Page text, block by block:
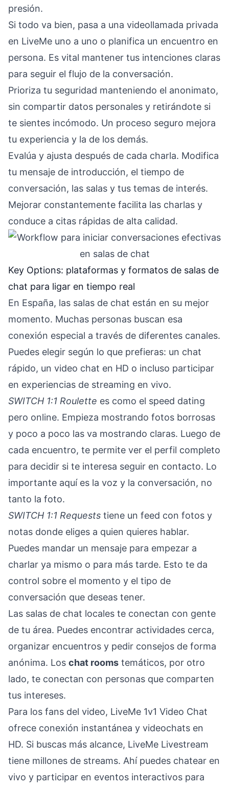
presión.
Si todo va bien, pasa a una videollamada privada
en LiveMe uno a uno o planifica un encuentro en
persona. Es vital mantener tus intenciones claras
para seguir el flujo de la conversación.
Prioriza tu seguridad manteniendo el anonimato,
sin compartir datos personales y retirándote si
te sientes incómodo. Un proceso seguro mejora
tu experiencia y la de los demás.
Evalúa y ajusta después de cada charla. Modifica
tu mensaje de introducción, el tiempo de
conversación, las salas y tus temas de interés.
Mejorar constantemente facilita las charlas y
conduce a citas rápidas de alta calidad.
Key Options: plataformas y formatos de salas de
chat para ligar en tiempo real
En España, las salas de chat están en su mejor
momento. Muchas personas buscan esa
conexión especial a través de diferentes canales.
Puedes elegir según lo que prefieras: un chat
rápido, un video chat en HD o incluso participar
en experiencias de streaming en vivo.
SWITCH 1:1 Roulette es como el speed dating
pero online. Empieza mostrando fotos borrosas
y poco a poco las va mostrando claras. Luego de
cada encuentro, te permite ver el perfil completo
para decidir si te interesa seguir en contacto. Lo
importante aquí es la voz y la conversación, no
tanto la foto.
SWITCH 1:1 Requests tiene un feed con fotos y
notas donde eliges a quien quieres hablar.
Puedes mandar un mensaje para empezar a
charlar ya mismo o para más tarde. Esto te da
control sobre el momento y el tipo de
conversación que deseas tener.
Las salas de chat locales te conectan con gente
de tu área. Puedes encontrar actividades cerca,
organizar encuentros y pedir consejos de forma
anónima. Los chat rooms temáticos, por otro
lado, te conectan con personas que comparten
tus intereses.
Para los fans del video, LiveMe 1v1 Video Chat
ofrece conexión instantánea y videochats en
HD. Si buscas más alcance, LiveMe Livestream
tiene millones de streams. Ahí puedes chatear en
vivo y participar en eventos interactivos para